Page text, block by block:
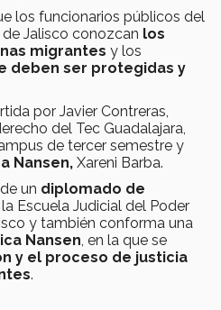
los funcionarios públicos del
Jalisco conozcan los
migrantes y los
deben ser protegidas y
por Javier Contreras,
del Tec Guadalajara,
de tercer semestre y
Nansen, Xareni Barba.
un diplomado de
Escuela Judicial del Poder
y también conforma una
Nansen , en la que se
y el proceso de justicia
.